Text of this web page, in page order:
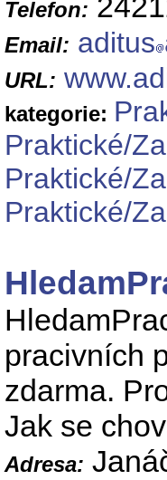
Telefon:
Email: aditus
URL:
kategorie:
Praktické/
Praktické/
Praktické/
pracivních
zdarma.
Jak se
Adresa: